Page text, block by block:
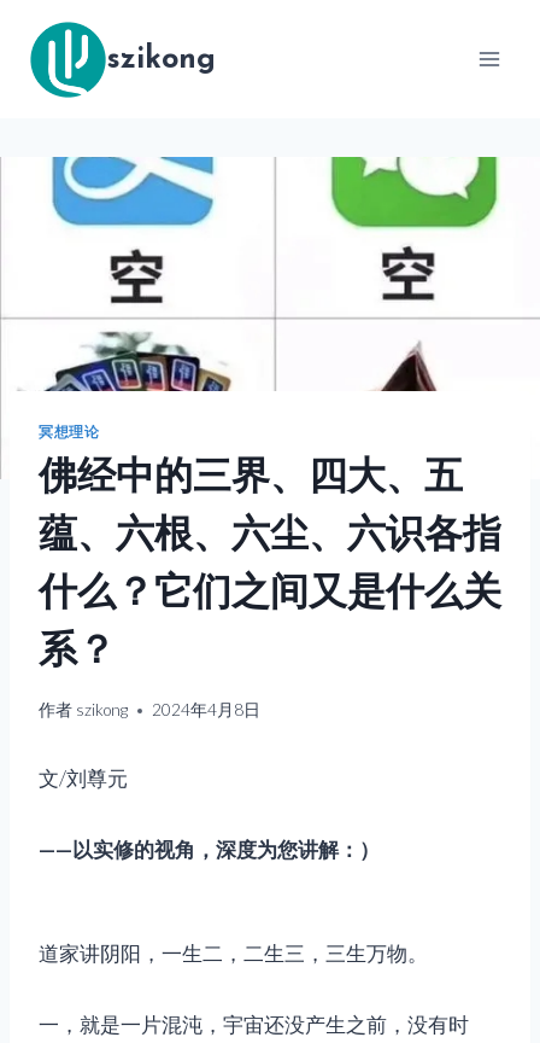
szikong
冥想理论
佛经中的三界、四大、五
蕴、六根、六尘、六识各指
什么？它们之间又是什么关
系？
作者 szikong 2024年4月8日
文/刘尊元
——以实修的视角，深度为您讲解：）
道家讲阴阳，一生二，二生三，三生万物。
一，就是一片混沌，宇宙还没产生之前，没有时